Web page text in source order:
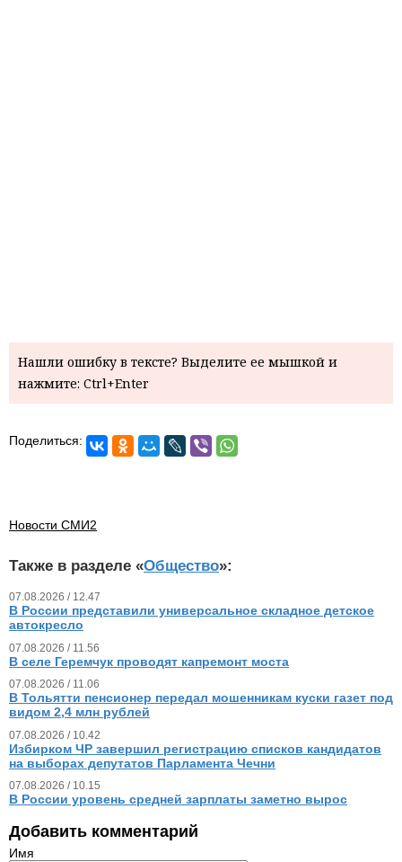
Нашли ошибку в тексте? Выделите ее мышкой и
нажмите: Ctrl+Enter
Поделиться:
Новости СМИ2
Также в разделе «Общество»:
07.08.2026 / 12.47
В России представили универсальное складное детское
автокресло
07.08.2026 / 11.56
В селе Геремчук проводят капремонт моста
07.08.2026 / 11.06
В Тольятти пенсионер передал мошенникам куски газет под
видом 2,4 млн рублей
07.08.2026 / 10.42
Избирком ЧР завершил регистрацию списков кандидатов
на выборах депутатов Парламента Чечни
07.08.2026 / 10.15
В России уровень средней зарплаты заметно вырос
Добавить комментарий
Имя